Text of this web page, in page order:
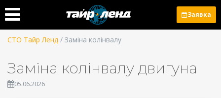
Заявка
СТО Тайр Ленд / Заміна колінвалу
Заміна колінвалу двигуна
05.06.2026